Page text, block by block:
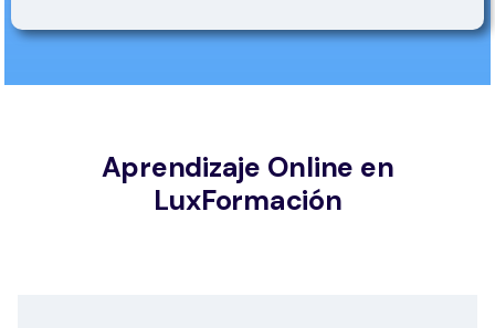
Aprendizaje Online en
LuxFormación